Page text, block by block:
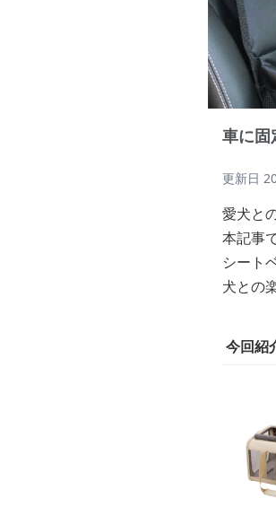
車に固
更新日
愛犬と
本記事
シート
犬との
今回紹